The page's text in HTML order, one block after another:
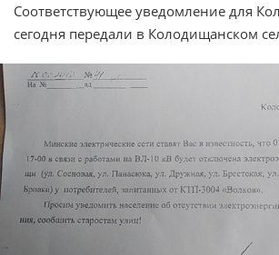
Соответствующее уведомление для
сегодня передали в Колодищанском